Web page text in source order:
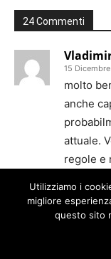
24 Commenti
15
molto
anche
attuale.
regole e
le colpe
gestito
Utilizziamo i
migliore
questo sito